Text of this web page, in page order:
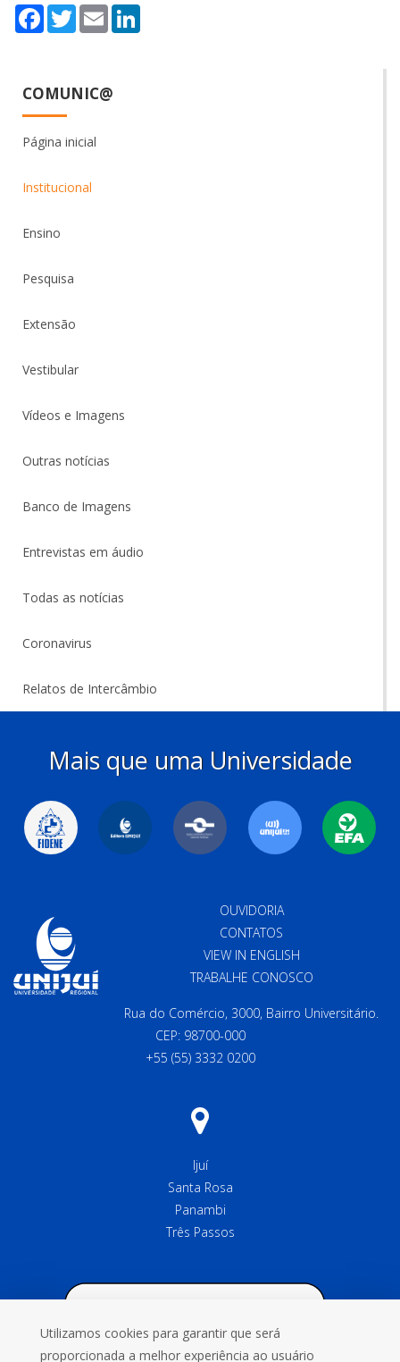
Facebook
TwitterEmail
COMUNIC@
Página inicial
Institucional
Ensino
Pesquisa
Extensão
Vestibular
Vídeos e Imagens
Outras notícias
Banco de Imagens
Entrevistas em áudio
Todas as notícias
Coronavirus
Relatos de Intercâmbio
Mais que uma Universidade
OUVIDORIA
CONTATOS
VIEW IN ENGLISH
TRABALHE CONOSCO
Rua do Comércio, 3000, Bairro Universitário.
CEP: 98700-000
+55 (55) 3332 0200
Ijuí
Santa Rosa
Panambi
Três Passos
Utilizamos cookies para garantir que será
proporcionada a melhor experiência ao usuário